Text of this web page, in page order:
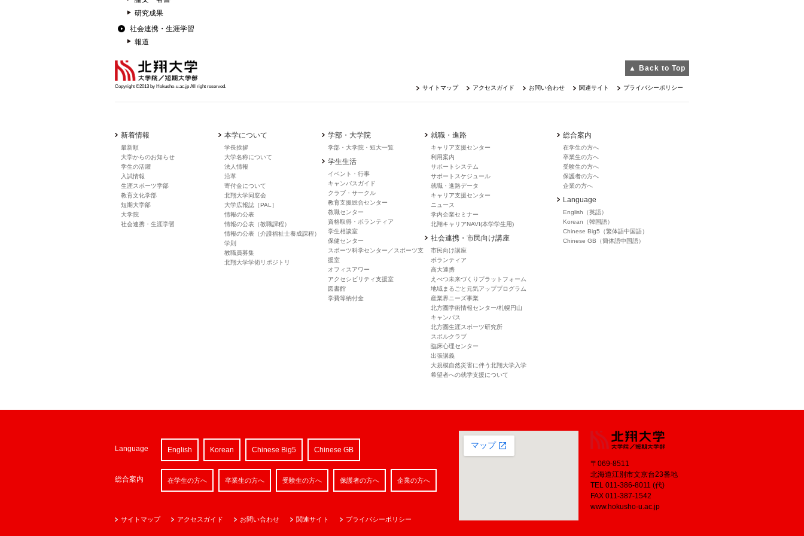
研究成果
社会連携・生涯学習
報道
▲ Back to Top
Copyright ©2013 by Hokusho-u.ac.jp All right reserved. サイトマップ アクセスガイド お問い合わせ 関連サイト プライバシーポリシー
新着情報
最新順
大学からのお知らせ
学生の活躍
入試情報
生涯スポーツ学部
教育文化学部
短期大学部
大学院
社会連携・生涯学習
本学について
学長挨拶
大学名称について
法人情報
沿革
寄付金について
北翔大学同窓会
大学広報誌［PAL］
情報の公表
情報の公表（教職課程）
情報の公表（介護福祉士養成課程）
学則
教職員募集
北翔大学学術リポジトリ
学部・大学院
学部・大学院・短大一覧
学生生活
イベント・行事
キャンバスガイド
クラブ・サークル
教育支援総合センター
教職センター
資格取得・ボランティア
学生相談室
保健センター
スポーツ科学センター／スポーツ支
援室
オフィスアワー
アクセシビリティ支援室
図書館
学費等納付金
就職・進路
キャリア支援センター
利用案内
サポートシステム
サポートスケジュール
就職・進路データ
キャリア支援センター
ニュース
学内企業セミナー
北翔キャリアNAVI(本学学生用)
社会連携・市民向け講座
市民向け講座
ボランティア
高大連携
えべつ未来づくりプラットフォーム
地域まるごと元気アッププログラム
産業界ニーズ事業
北方圏学術情報センター/札幌円山
キャンパス
北方圏生涯スポーツ研究所
スポルクラブ
臨床心理センター
出張講義
大規模自然災害に伴う北翔大学入学
希望者への就学支援について
総合案内
在学生の方へ
卒業生の方へ
受験生の方へ
保護者の方へ
企業の方へ
Language
English（英語）
Korean（韓国語）
Chinese Big5（繁体語中国語）
Chinese GB（簡体語中国語）
〒069-8511
北海道江別市文京台23番地
TEL 011-386-8011 (代)
FAX 011-387-1542
www.hokusho-u.ac.jp
Language English Korean Chinese Big5 Chinese GB
総合案内 在学生の方へ 卒業生の方へ 受験生の方へ 保護者の方へ 企業の方へ
サイトマップ アクセスガイド お問い合わせ 関連サイト プライバシーポリシー